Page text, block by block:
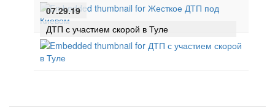
07.29.19
ДТП с участием скорой в Туле